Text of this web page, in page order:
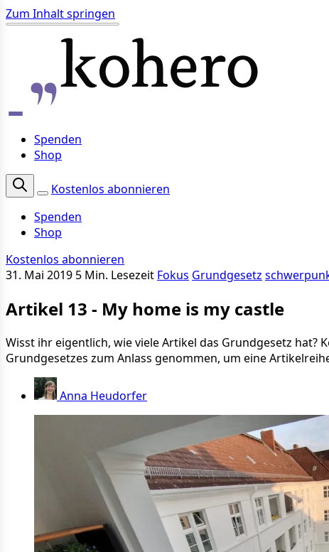
Zum Inhalt springen
Spenden
Shop
Kostenlos abonnieren
Spenden
Shop
Kostenlos abonnieren
31. Mai 2019 5 Min. Lesezeit Fokus Grundgesetz
Artikel 13 - My home is my castle
Wisst ihr eigentlich, wie viele Artikel das Grundgesetz hat?
Grundgesetzes zum Anlass genommen, um eine
Anna Heudorfer